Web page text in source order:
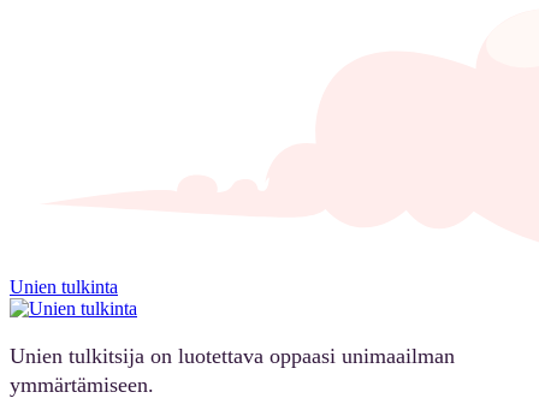
Unien tulkinta
Unien tulkitsija on luotettava oppaasi unimaailman
ymmärtämiseen.